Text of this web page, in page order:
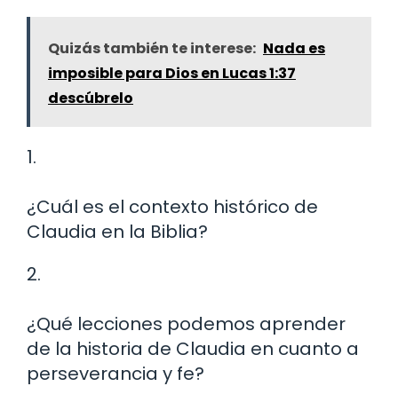
Quizás también te interese: Nada es
imposible para Dios en Lucas 1:37
descúbrelo
1.
¿Cuál es el contexto histórico de
Claudia en la Biblia?
2.
¿Qué lecciones podemos aprender
de la historia de Claudia en cuanto a
perseverancia y fe?